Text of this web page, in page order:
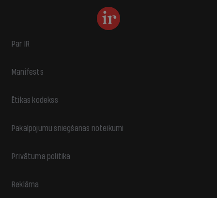
Par IR
Manifests
Ētikas kodekss
Pakalpojumu sniegšanas noteikumi
Privātuma politika
Reklāma